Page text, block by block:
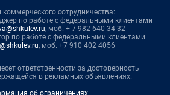
сотрудничества:
по работе с федеральными клиентами
, моб. + 7 982 640 34 32
по работе с федеральными клиентами
, моб. +7 910 402 4056
ответственности за достоверность
в рекламных объявлениях.
об ограничениях